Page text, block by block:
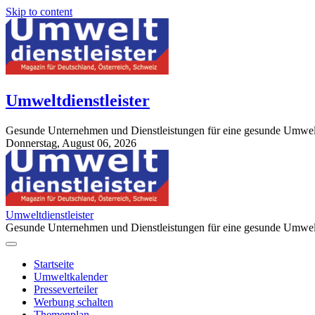
Skip to content
Umweltdienstleister
Gesunde Unternehmen und Dienstleistungen für eine gesunde
Donnerstag, August 06, 2026
StuttgartApotheke.com
Umweltdienstleister
Gesunde Unternehmen und Dienstleistungen für eine gesunde
Startseite
Umweltkalender
Presseverteiler
Werbung schalten